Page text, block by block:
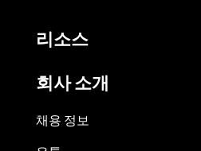
리소스
회사 소개
채용 정보